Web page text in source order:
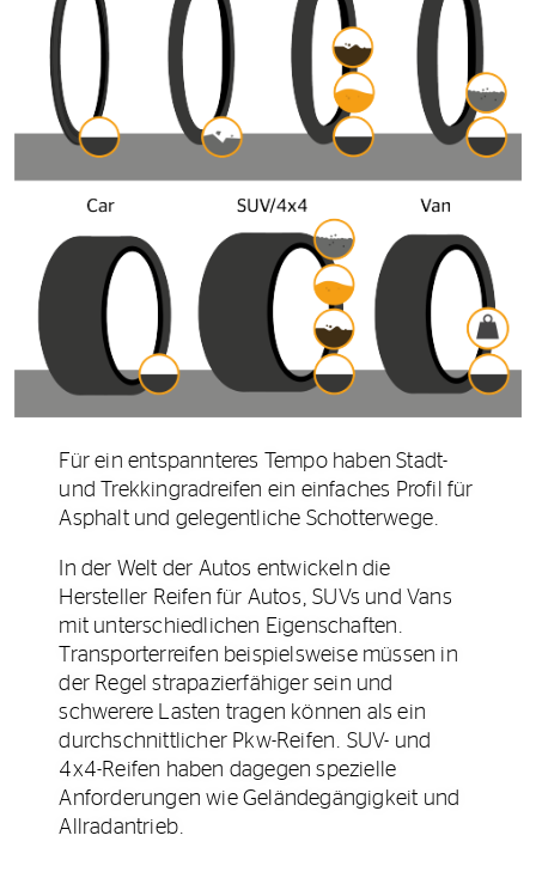
Für ein entspannteres Tempo haben Stadt-
und Trekkingradreifen ein einfaches Profil für
Asphalt und gelegentliche Schotterwege.
In der Welt der Autos entwickeln die
Hersteller Reifen für Autos, SUVs und Vans
mit unterschiedlichen Eigenschaften.
Transporterreifen beispielsweise müssen in
der Regel strapazierfähiger sein und
schwerere Lasten tragen können als ein
durchschnittlicher Pkw-Reifen. SUV- und
4x4-Reifen haben dagegen spezielle
Anforderungen wie Geländegängigkeit und
Allradantrieb.